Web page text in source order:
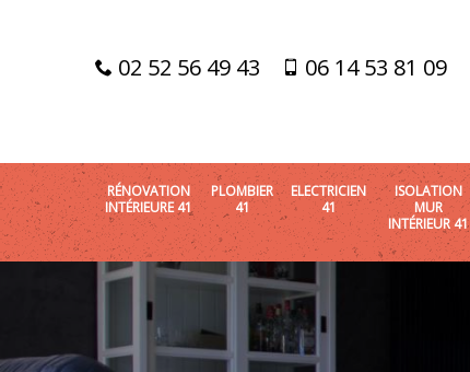
02 52 56 49 43 06 14 53 81 09
RÉNOVATION
INTÉRIEURE 41
PLOMBIER
41
ELECTRICIEN
41
ISOLATION
MUR
INTÉRIEUR 41